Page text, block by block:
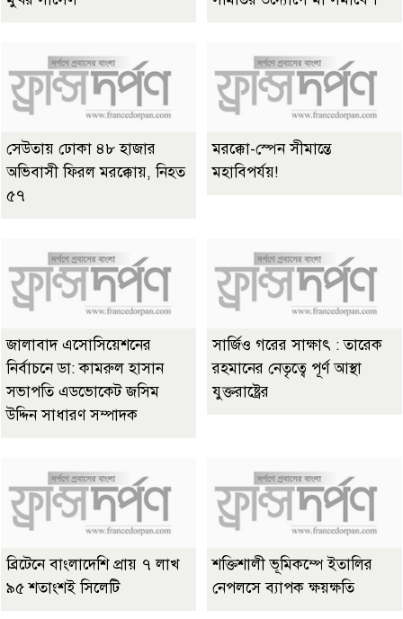
সেউতায় ঢোকা ৪৮ হাজার
অভিবাসী ফিরল মরক্কোয়, নিহত
৫৭
মরক্কো-স্পেন সীমান্তে
মহাবিপর্যয়!
জালাবাদ এসোসিয়েশনের
নির্বাচনে ডা: কামরুল হাসান
সভাপতি এডভোকেট জসিম
উদ্দিন সাধারণ সম্পাদক
সার্জিও গরের সাক্ষাৎ : তারেক
রহমানের নেতৃত্বে পূর্ণ আস্থা
যুক্তরাষ্ট্রের
ব্রিটেনে বাংলাদেশি প্রায় ৭ লাখ
৯৫ শতাংশই সিলেটি
শক্তিশালী ভূমিকম্পে ইতালির
নেপলসে ব্যাপক ক্ষয়ক্ষতি